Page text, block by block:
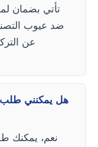
ضد عيوب
عن
هل يمكنني طلب
نعم، يمكنك